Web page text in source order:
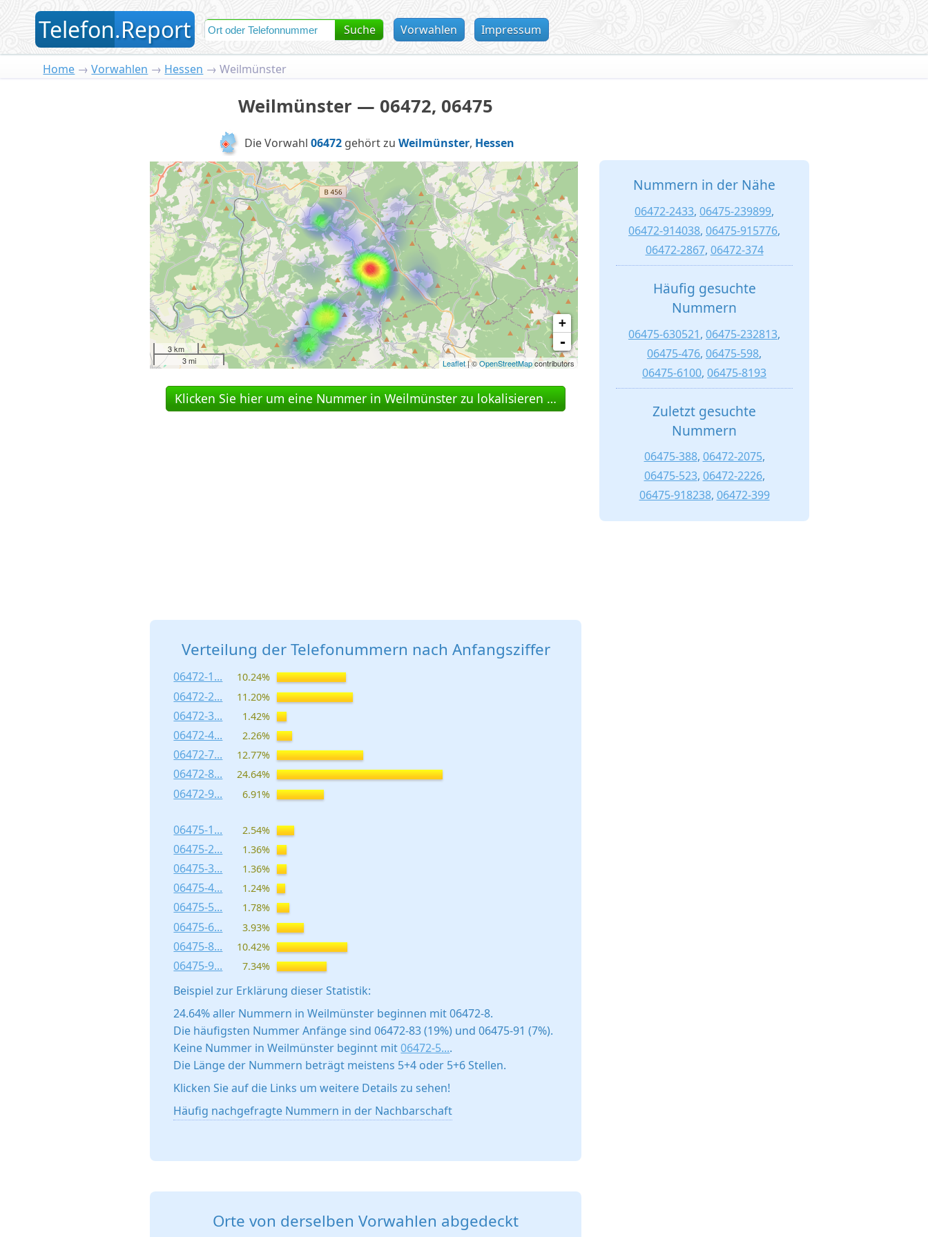
Telefon.Report Suche Vorwahlen Impressum
Home →Vorwahlen → Hessen →Weilmünster
Weilmünster — 06472, 06475
Die Vorwahl 06472 gehört zu Weilmünster, Hessen
3 km
3 mi
+
-
Leaflet| ©OpenStreetMapcontributors
Klicken Sie hier um eine Nummer in Weilmünster zu lokalisieren …
Verteilung der Telefonummern nach Anfangsziffer
06472-1... 10.24%
06472-2... 11.20%
06472-3... 1.42%
06472-4... 2.26%
06472-7... 12.77%
06472-8... 24.64%
06472-9... 6.91%
06475-1... 2.54%
06475-2... 1.36%
06475-3... 1.36%
06475-4... 1.24%
06475-5... 1.78%
06475-6... 3.93%
06475-8... 10.42%
06475-9... 7.34%
Beispiel zur Erklärung dieser Statistik:
24.64% aller Nummern in Weilmünster beginnen mit 06472-8.
Die häufigsten Nummer Anfänge sind 06472-83 (19%) und 06475-91 (7%).
Keine Nummer in Weilmünster beginnt mit06472-5....
Die Länge der Nummern beträgt meistens 5+4 oder 5+6 Stellen.
Klicken Sie auf die Links um weitere Details zu sehen!
Häufig nachgefragte Nummern in der Nachbarschaft
Orte von derselben Vorwahlen abgedeckt
Nummern in der Nähe
06472-2433, 06475-239899,
06472-914038, 06475-915776,
06472-2867, 06472-374
Häufig gesuchte
Nummern
06475-630521, 06475-232813,
06475-476, 06475-598,
06475-6100, 06475-8193
Zuletzt gesuchte
Nummern
06475-388, 06472-2075,
06475-523, 06472-2226,
06475-918238, 06472-399